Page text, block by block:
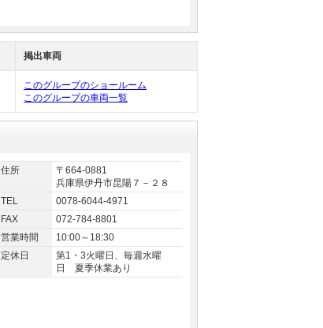
掲出車両
このグループのショールーム
このグループの車両一覧
住所
〒664-0881
兵庫県伊丹市昆陽７－２８
TEL
0078-6044-4971
FAX
072-784-8801
営業時間
10:00～18:30
定休日
第1・3火曜日、毎週水曜
日 夏季休業あり